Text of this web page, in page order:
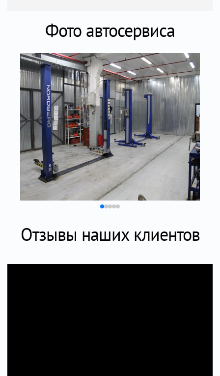
Фото автосервиса
Отзывы наших клиентов